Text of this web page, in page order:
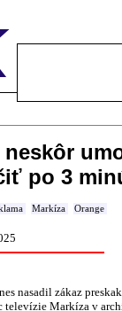
neskôr
po 3
Markíza Orange
nasadil zákaz
televízie Markíza v